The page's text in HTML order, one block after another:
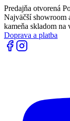
Predajňa otvorená
Najväčší showroom
kameňa skladom na
Doprava a platba